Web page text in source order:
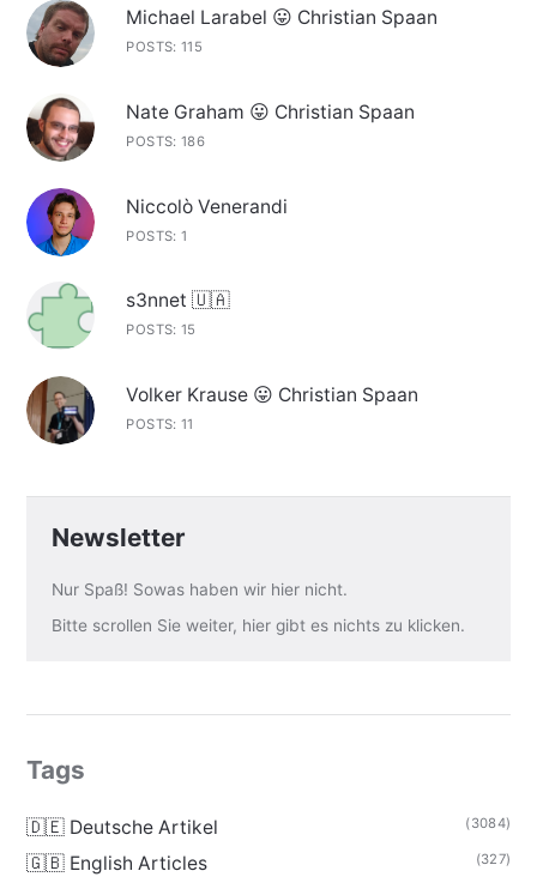
Michael Larabel 😛 Christian Spaan
POSTS: 115
Nate Graham 😛 Christian Spaan
POSTS: 186
Niccolò Venerandi
POSTS: 1
s3nnet 🇺🇦
POSTS: 15
Volker Krause 😛 Christian Spaan
POSTS: 11
Newsletter
Nur Spaß! Sowas haben wir hier nicht.
Bitte scrollen Sie weiter, hier gibt es nichts zu klicken.
Tags
🇩🇪 Deutsche Artikel (3084)
🇬🇧 English Articles (327)